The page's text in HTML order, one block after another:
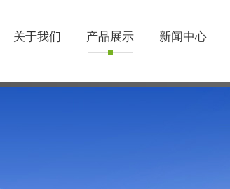
关于我们 产品展示 新闻中心